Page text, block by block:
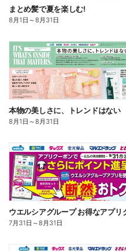
まとめ髪で夏を楽しむ!
8月1日 ～8月31日
本物の美しさに、トレンドはない
8月1日 ～8月31日
7月31日 ～8月31日